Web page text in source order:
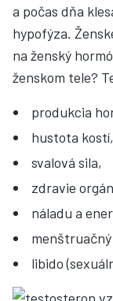
a počas dňa
hypofýza.
na ženský
ženskom tele?
produkcia
hustota kostí,
svalová sila,
zdravie
náladu a
libido